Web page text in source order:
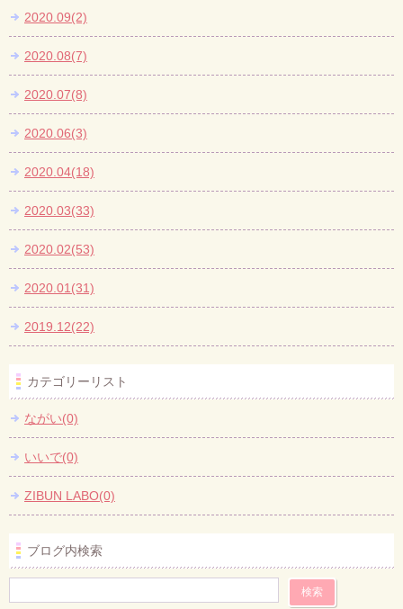
2020.09(2)
2020.08(7)
2020.07(8)
2020.06(3)
2020.04(18)
2020.03(33)
2020.02(53)
2020.01(31)
2019.12(22)
カテゴリーリスト
ながい(0)
いいで(0)
ZIBUN LABO(0)
ブログ内検索